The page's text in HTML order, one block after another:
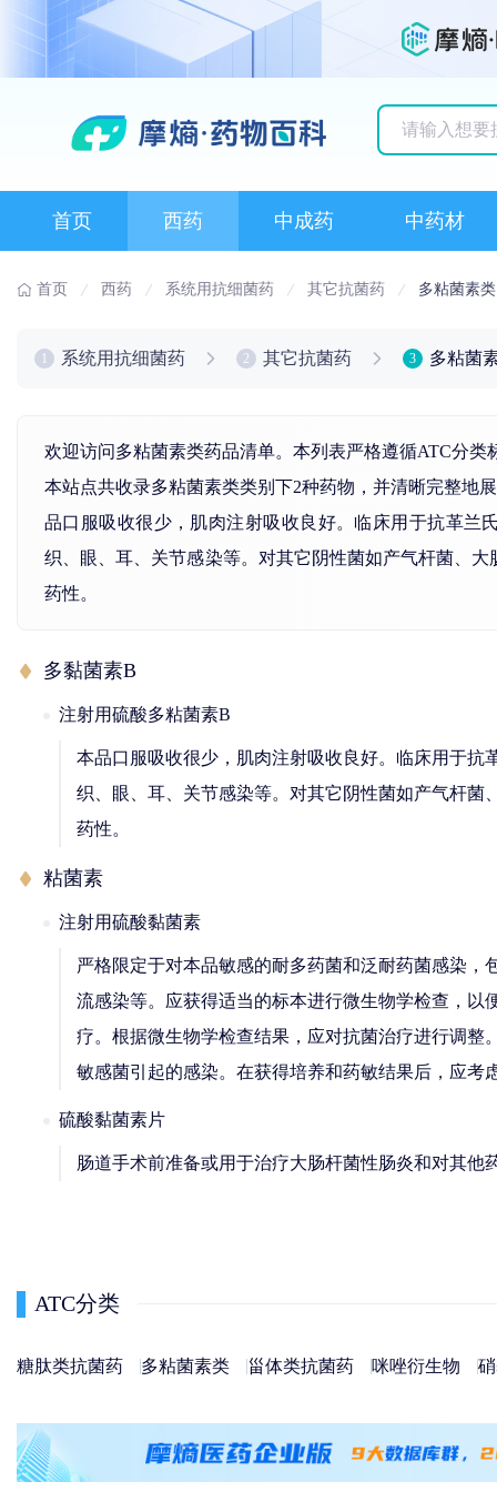
首页 西药 中成药 中药材
首页 西药 系统用抗细菌药 其它抗菌药 多粘菌素类
系统用抗细菌药 2 其它抗菌药 3 多粘菌
欢迎访问多粘菌素类药品清单。本列表严格遵循ATC分
本站点共收录多粘菌素类类别下2种药物，并清晰完整地
品口服吸收很少，肌肉注射吸收良好。临床用于抗革兰
织、眼、耳、关节感染等。对其它阴性菌如产气杆菌、
药性。
多黏菌素B
注射用硫酸多粘菌素B
本品口服吸收很少，肌肉注射吸收良好。临床用于
织、眼、耳、关节感染等。对其它阴性菌如产气杆
药性。
粘菌素
注射用硫酸黏菌素
严格限定于对本品敏感的耐多药菌和泛耐药菌感染
流感染等。应获得适当的标本进行微生物学检查，
疗。根据微生物学检查结果，应对抗菌治疗进行调
敏感菌引起的感染。在获得培养和药敏结果后，应考
硫酸黏菌素片
肠道手术前准备或用于治疗大肠杆菌性肠炎和对其他
ATC分类
糖肽类抗菌药 多粘菌素类 甾体类抗菌药 咪唑衍生物